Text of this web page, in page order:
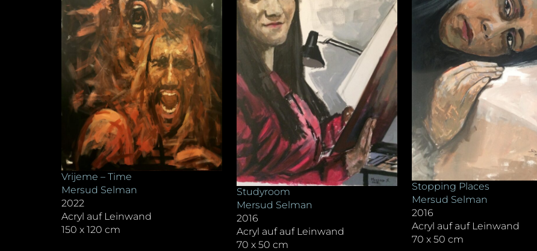
Vrijeme – Time
Mersud Selman
2022
Acryl auf Leinwand
150 x 120 cm
Studyroom
Mersud Selman
2016
Acryl auf auf Leinwand
70 x 50 cm
Stopping Places
Mersud Selman
2016
Acryl auf auf Leinwand
70 x 50 cm